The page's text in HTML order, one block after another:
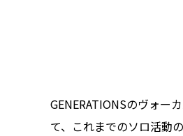
GENERATIONSのヴォー
て、これまでのソロ活動